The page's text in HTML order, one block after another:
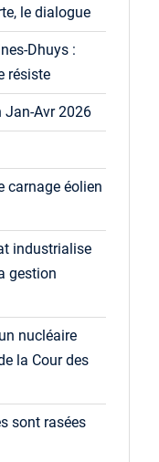
le dialogue
Dhuys :
résiste
Jan-Avr 2026
carnage éolien
industrialise
gestion
nucléaire
la Cour des
sont rasées